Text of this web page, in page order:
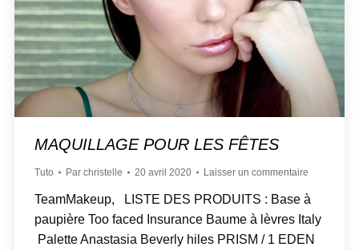
MAQUILLAGE POUR LES FÊTES
Tuto Par christelle 20 avril 2020 Laisser un commentaire
TeamMakeup, LISTE DES PRODUITS : Base à
paupière Too faced Insurance Baume à lèvres Italy
Palette Anastasia Beverly hiles PRISM / 1 EDEN